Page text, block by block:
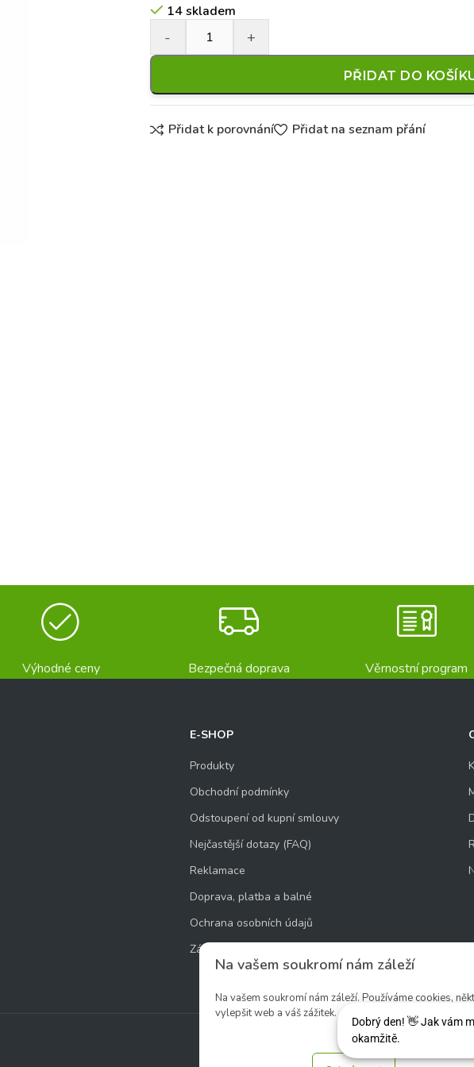
Na vašem soukromí nám záleží
Na vašem soukromí nám záleží. Používáme cookies,
vylepšit web a váš zážitek.
14 skladem
PŘIDAT DO
Přidat k porovnání Přidat na seznam přání
Výhodné ceny Bezpečná doprava Věrnostní program
E-SHOP
Produkty
Obchodní podmínky
Odstoupení od kupní smlouvy
Nejčastější dotazy (FAQ)
Reklamace
Doprava, platba a balné
Ochrana osobních údajů
Zásady používání souborů cookie